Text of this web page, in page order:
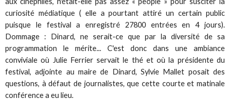
curiosité médiatique ( elle a pourtant attiré un certain public
puisque le festival a enregistré 27800 entrées en 4 jours).
Dommage : Dinard, ne serait-ce que par la diversité de sa
programmation le mérite... C'est donc dans une ambiance
conviviale où Julie Ferrier servait le thé et où la présidente du
festival, adjointe au maire de Dinard, Sylvie Mallet posait des
questions, à défaut de journalistes, que cette courte et matinale
conférence a eu lieu.